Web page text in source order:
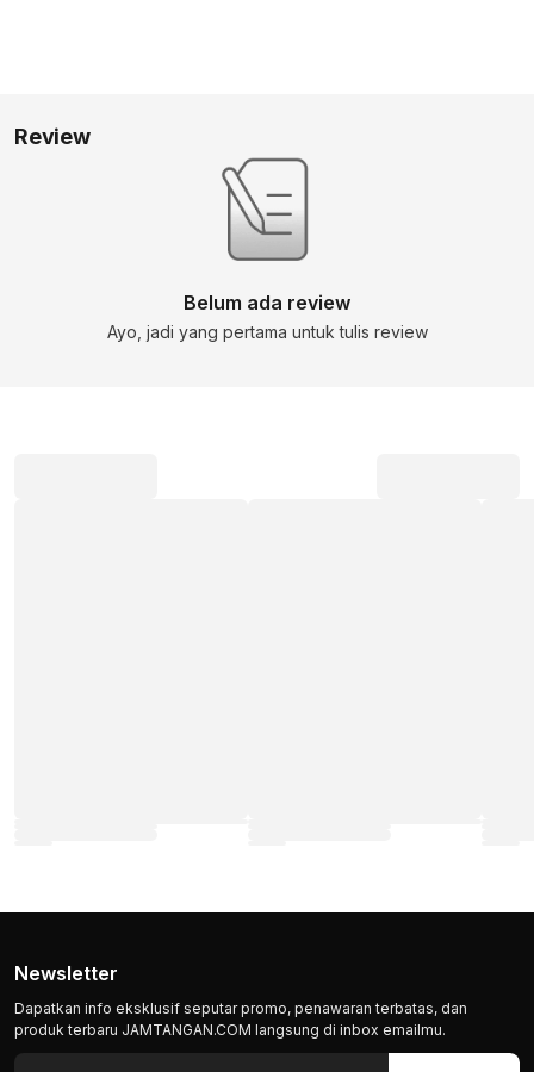
Newsletter
Dapatkan info eksklusif seputar promo, penawaran terbatas, dan
produk terbaru JAMTANGAN.COM langsung di inbox emailmu.
Review
Belum ada review
Ayo, jadi yang pertama untuk tulis review